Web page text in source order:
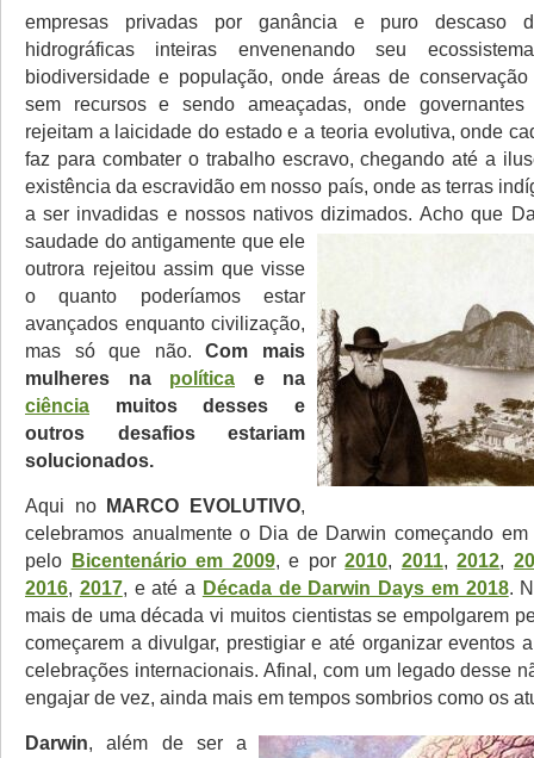
empresas privadas por ganância e puro descaso
hidrográficas inteiras envenenando seu
biodiversidade e população, onde áreas de
sem recursos e sendo ameaçadas, onde
rejeitam a laicidade do estado e a teoria evolutiva, onde
faz para combater o trabalho escravo, chegando até a
existência da escravidão em nosso país, onde as terras
a ser invadidas e nossos nativos dizimados.Acho que
saudade do antigamente que ele
outrora rejeitou assim que visse
o quanto poderíamos estar
avançados enquanto civilização,
mas só que não.Com mais
mulheres na política e na
ciência muitos desses e
outros desafios estariam
solucionados.
Aqui no MARCO EVOLUTIVO,
celebramos anualmente o Dia de Darwin começando
pelo Bicentenário em 2009, e por2010, 2011,2012,
2016, 2017, e até a Década de Darwin Days em 2018.
mais de uma década vi muitos cientistas se empolgarem
começarem a divulgar, prestigiar e até organizar eventos
celebrações internacionais. Afinal, com um legado desse
engajar de vez, ainda mais em tempos sombrios como os
Darwin, além de ser a